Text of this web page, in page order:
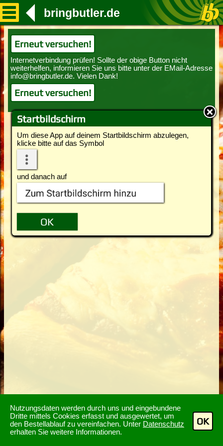
Nutzungsdaten werden durch uns und eingebundene
Dritte mittels Cookies erfasst und ausgewertet, um
den Bestellablauf zu vereinfachen. Unter Datenschutz
erhalten Sie weitere Informationen.
OK
Startbildschirm
Um diese App auf deinem Startbildschirm abzulegen,
klicke bitte auf das Symbol
und danach auf
bringbutler.de
Erneut versuchen!
Erneut versuchen!